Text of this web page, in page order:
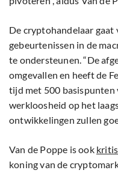
De cryptohandelaar gaat
gebeurtenissen in de
te ondersteunen. “De
omgevallen en heeft de
tijd met 500 basispunten
werkloosheid op het
ontwikkelingen zullen
Van de Poppe is ook
koning van de